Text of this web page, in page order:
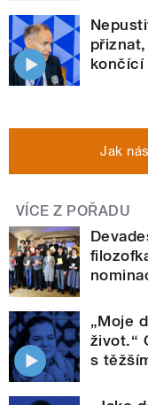
končící
Jak
VÍCE Z POŘADU
„Moje
život.“
s